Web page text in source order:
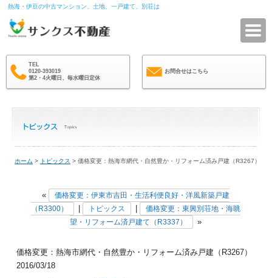
熱海・伊豆の中古マンション、土地、一戸建て、別荘は
TEL
0120-393019
第2・4火曜日、毎水曜日定休
お問合せはこちら
ホーム > トピックス > 価格変更：熱海市網代・自然豊か・リフォーム済み戸建（R3267）
«
価格変更：伊東市吉田・生活利便良好・洋風新築戸建
（R3300）
トピックス
価格変更：東興別荘地・海眺
望・リフォーム済戸建て（R3337）
»
価格変更：熱海市網代・自然豊か・リフォーム済み戸建（R3267）
2016/03/18